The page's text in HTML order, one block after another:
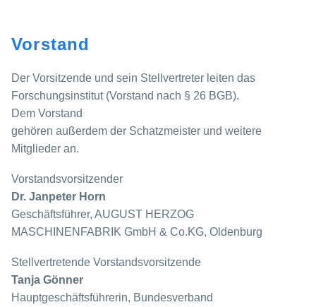
Vorstand
Der Vorsitzende und sein Stellvertreter leiten das
Forschungsinstitut (Vorstand nach § 26 BGB).
Dem Vorstand
gehören außerdem der Schatzmeister und weitere
Mitglieder an.
Vorstandsvorsitzender
Dr. Janpeter Horn
Geschäftsführer, AUGUST HERZOG
MASCHINENFABRIK GmbH & Co.KG, Oldenburg
Stellvertretende Vorstandsvorsitzende
Tanja Gönner
Hauptgeschäftsführerin, Bundesverband